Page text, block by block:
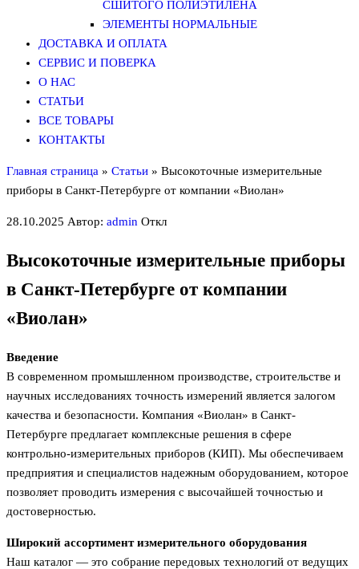
СШИТОГО ПОЛИЭТИЛЕНА
ЭЛЕМЕНТЫ НОРМАЛЬНЫЕ
ДОСТАВКА И ОПЛАТА
СЕРВИС И ПОВЕРКА
О НАС
СТАТЬИ
ВСЕ ТОВАРЫ
КОНТАКТЫ
Главная страница » Статьи » Высокоточные измерительные
приборы в Санкт-Петербурге от компании «Виолан»
28.10.2025 Автор: admin Откл
Высокоточные измерительные приборы
в Санкт-Петербурге от компании
«Виолан»
Введение
В современном промышленном производстве, строительстве и
научных исследованиях точность измерений является залогом
качества и безопасности. Компания «Виолан» в Санкт-
Петербурге предлагает комплексные решения в сфере
контрольно-измерительных приборов (КИП). Мы обеспечиваем
предприятия и специалистов надежным оборудованием, которое
позволяет проводить измерения с высочайшей точностью и
достоверностью.
Широкий ассортимент измерительного оборудования
Наш каталог — это собрание передовых технологий от ведущих